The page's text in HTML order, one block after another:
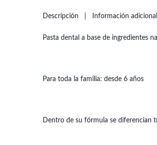
Descripción Información adicional
Pasta dental a base de ingredientes
Para toda la familia: desde 6 años
Dentro de su fórmula se diferencian